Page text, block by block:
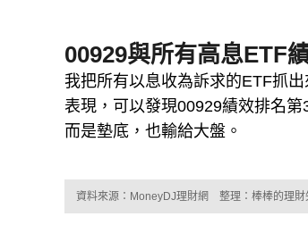
00929與所有高息ETF
我把所有以息收為訴求的ETF抓
表現，可以發現00929績效排名
而是墊底，也輸給大盤。
資料來源：MoneyDJ理財網 整理：棒棒的理財